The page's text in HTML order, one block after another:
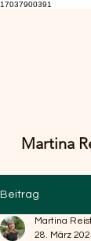
17037900391
Martina
Beitrag
Martina
28. März